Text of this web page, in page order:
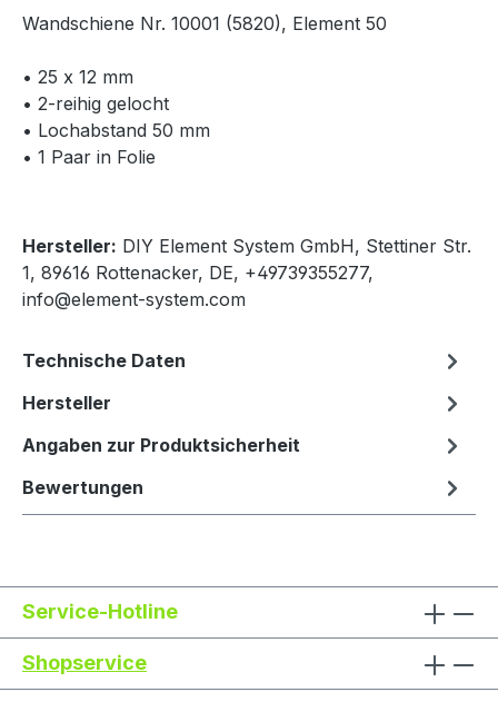
Wandschiene Nr. 10001 (5820), Element 50
• 25 x 12 mm
• 2-reihig gelocht
• Lochabstand 50 mm
• 1 Paar in Folie
Hersteller: DIY Element System GmbH, Stettiner Str.
1, 89616 Rottenacker, DE, +49739355277,
info@element-system.com
Technische Daten
Hersteller
Angaben zur Produktsicherheit
Bewertungen
Service-Hotline
Shopservice